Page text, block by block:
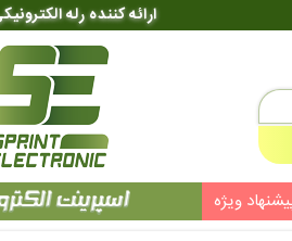
ارائه کننده رله
ویژه